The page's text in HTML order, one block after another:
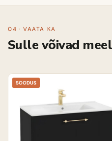
04 · VAATA KA
Sulle võivad
SOODUS